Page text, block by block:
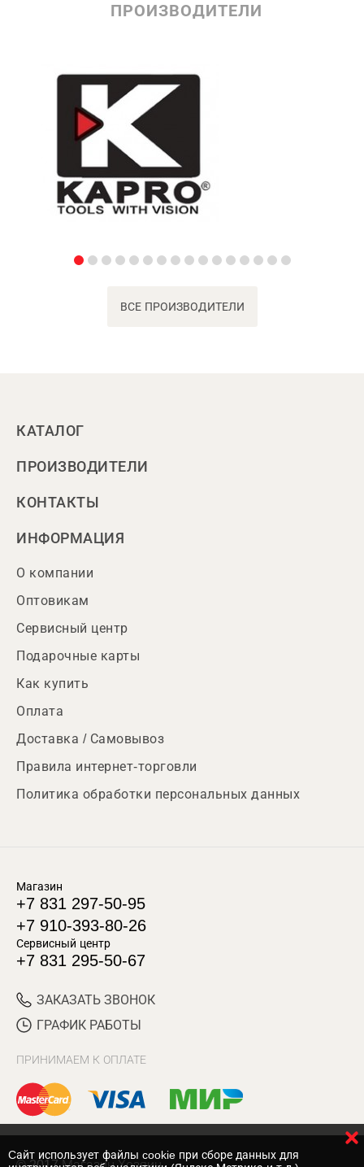
ПРОИЗВОДИТЕЛИ
ВСЕ ПРОИЗВОДИТЕЛИ
КАТАЛОГ
ПРОИЗВОДИТЕЛИ
КОНТАКТЫ
ИНФОРМАЦИЯ
О компании
Оптовикам
Сервисный центр
Подарочные карты
Как купить
Оплата
Доставка / Самовывоз
Правила интернет-торговли
Политика обработки персональных данных
Магазин
+7 831 297-50-95
+7 910-393-80-26
Сервисный центр
+7 831 295-50-67
ЗАКАЗАТЬ ЗВОНОК
ГРАФИК РАБОТЫ
ПРИНИМАЕМ К ОПЛАТЕ
Cайт использует файлы cookie при сборе данных для